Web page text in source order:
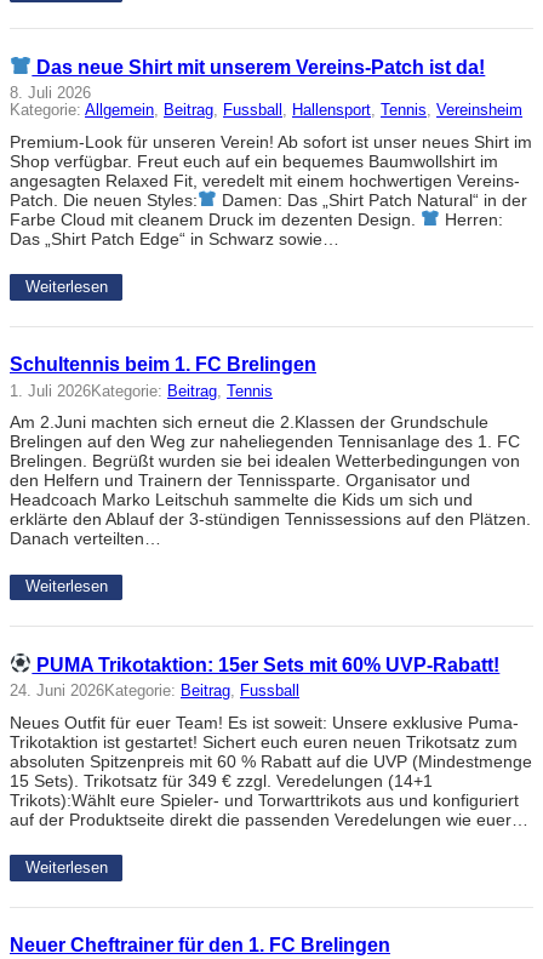
Das neue Shirt mit unserem Vereins-Patch ist da!
8. Juli 2026
Kategorie: Allgemein, Beitrag, Fussball , Hallensport, Tennis, Vereinsheim
Premium-Look für unseren Verein! Ab sofort ist unser neues Shirt im
Shop verfügbar. Freut euch auf ein bequemes Baumwollshirt im
angesagten Relaxed Fit, veredelt mit einem hochwertigen Vereins-
Patch. Die neuen Styles:
Damen: Das „Shirt Patch Natural“ in der
Farbe Cloud mit cleanem Druck im dezenten Design.
Herren:
Das „Shirt Patch Edge“ in Schwarz sowie…
Weiterlesen
Schultennis beim 1. FC Brelingen
1. Juli 2026Kategorie: Beitrag Tennis
Am 2.Juni machten sich erneut die 2.Klassen der Grundschule
Brelingen auf den Weg zur naheliegenden Tennisanlage des 1. FC
Brelingen. Begrüßt wurden sie bei idealen Wetterbedingungen von
den Helfern und Trainern der Tennissparte. Organisator und
Headcoach Marko Leitschuh sammelte die Kids um sich und
erklärte den Ablauf der 3-stündigen Tennissessions auf den Plätzen.
Danach verteilten…
Weiterlesen
PUMA Trikotaktion: 15er Sets mit 60% UVP-Rabatt!
24. Juni 2026Kategorie: Beitrag, Fussball
Neues Outfit für euer Team! Es ist soweit: Unsere exklusive Puma-
Trikotaktion ist gestartet! Sichert euch euren neuen Trikotsatz zum
absoluten Spitzenpreis mit 60 % Rabatt auf die UVP (Mindestmenge
15 Sets). Trikotsatz für 349 € zzgl. Veredelungen (14+1
Trikots):Wählt eure Spieler- und Torwarttrikots aus und konfiguriert
auf der Produktseite direkt die passenden Veredelungen wie euer…
Weiterlesen
Neuer Cheftrainer für den 1. FC Brelingen